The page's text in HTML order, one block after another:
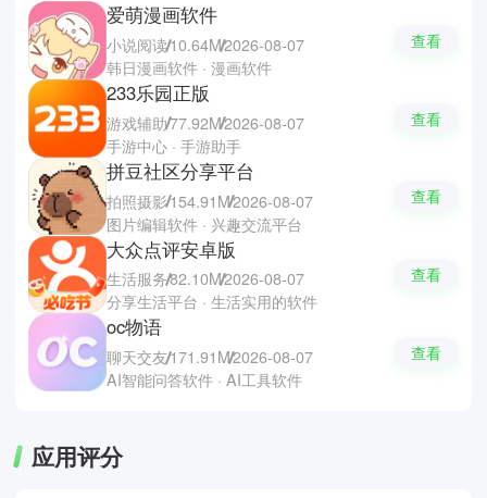
爱萌漫画软件
小说阅读10.64M2026-08-07
韩日漫画软件 · 漫画软件
查看
233乐园正版
游戏辅助77.92M2026-08-07
手游中心 · 手游助手
查看
拼豆社区分享平台
拍照摄影154.91M2026-08-07
图片编辑软件 · 兴趣交流平台
查看
大众点评安卓版
生活服务82.10M2026-08-07
分享生活平台 · 生活实用的软件
查看
oc物语
聊天交友171.91M2026-08-07
AI智能问答软件 · AI工具软件
查看
应用评分